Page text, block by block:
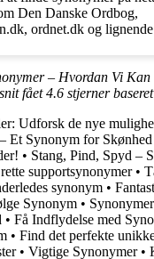
Den Danske Ordbog,
ordnet.dk og lignende
– Hvordan Vi Kan
fået4.6 stjerner
Udforsk de nye
Et Synonym for
• Stang, Pind, Spyd –
supportsynonymer•
synonym •
Synonym •
• Få Indflydelse med
• Find det perfekte
• Vigtige Synonymer•